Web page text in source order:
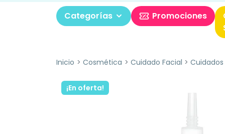
Categorías Promociones
Inicio Cosmética Cuidado Facial
¡En oferta!